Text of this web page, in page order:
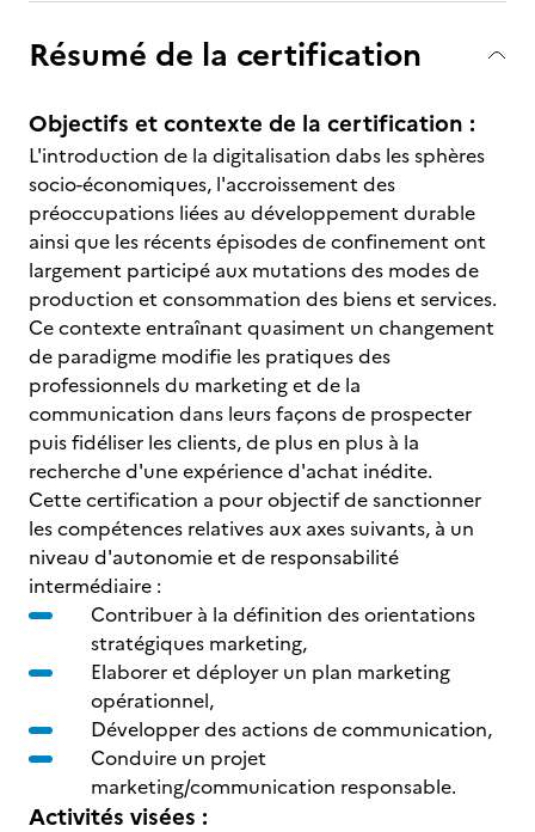
Résumé de la certification
Objectifs et contexte de la certification :
L'introduction de la digitalisation dabs les sphères
socio-économiques, l'accroissement des
préoccupations liées au développement durable
ainsi que les récents épisodes de confinement ont
largement participé aux mutations des modes de
production et consommation des biens et services.
Ce contexte entraînant quasiment un changement
de paradigme modifie les pratiques des
professionnels du marketing et de la
communication dans leurs façons de prospecter
puis fidéliser les clients, de plus en plus à la
recherche d'une expérience d'achat inédite.
Cette certification a pour objectif de sanctionner
les compétences relatives aux axes suivants, à un
niveau d'autonomie et de responsabilité
intermédiaire :
Contribuer à la définition des orientations
stratégiques marketing,
Elaborer et déployer un plan marketing
opérationnel,
Développer des actions de communication,
Conduire un projet
marketing/communication responsable.
Activités visées :